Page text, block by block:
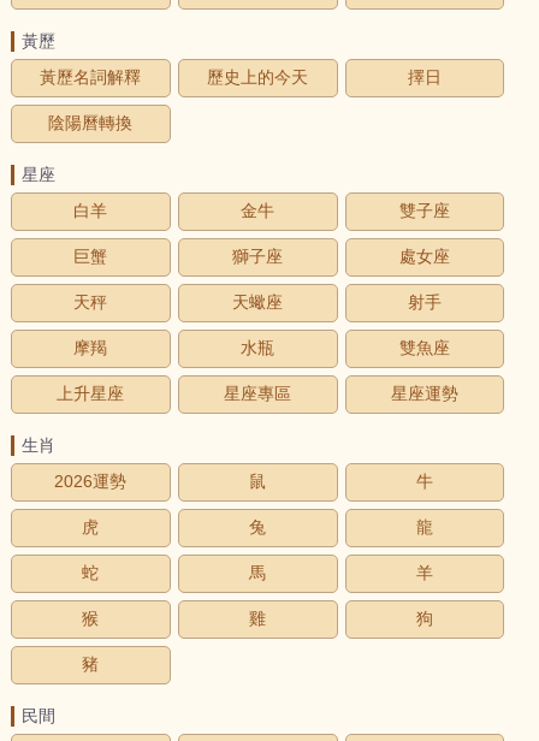
黃歷
黃歷名詞解釋
歷史上的今天 擇日
陰陽曆轉換
星座
白羊
金牛 雙子座
巨蟹 獅子座 處女座
天秤 天蠍座 射手
摩羯 水瓶 雙魚座
上升星座 星座專區 星座運勢
生肖
2026運勢
鼠 牛
虎 兔 龍
蛇 馬 羊
猴 雞 狗
豬
民間